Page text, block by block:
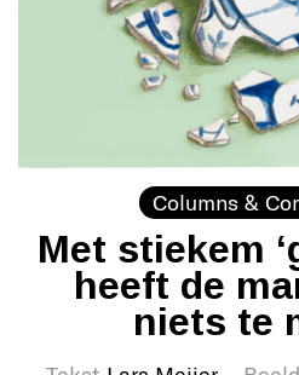
Columns &
Met stiekem
heeft de
niets te